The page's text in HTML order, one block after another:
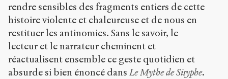
rendre sensibles des fragments entiers de cette
histoire violente et chaleureuse et de nous en
restituer les antinomies. Sans le savoir, le
lecteur et le narrateur cheminent et
réactualisent ensemble ce geste quotidien et
absurde si bien énoncé dans Le Mythe de Sisyphe.